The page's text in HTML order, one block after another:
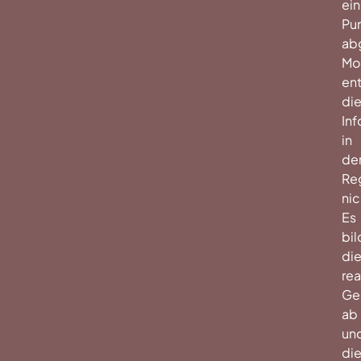
in
Es
die
ab